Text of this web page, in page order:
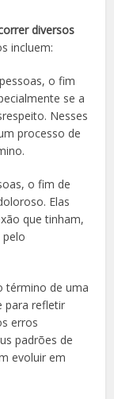
diversos
incluem:
o fim
se a
Nesses
processo de
o fim de
Elas
que tinham,
término de uma
para refletir
erros
padrões de
evoluir em